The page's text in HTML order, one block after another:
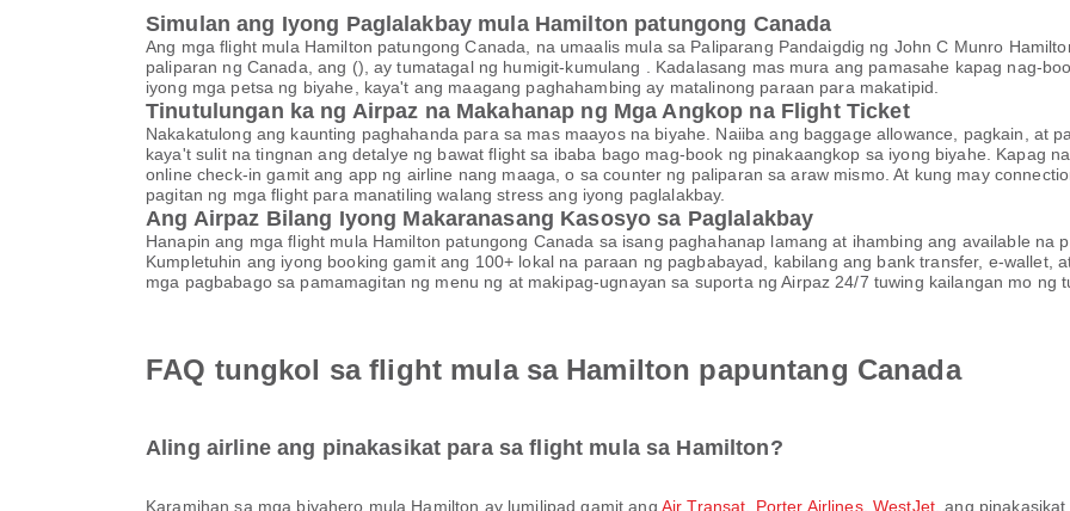
Simulan ang Iyong Paglalakbay mula Hamilton patungong Canada
Ang mga flight mula Hamilton patungong Canada, na umaalis mula sa Paliparang Pandaigdig ng John C Munro
paliparan ng Canada, ang (), ay tumatagal ng humigit-kumulang . Kadalasang mas mura ang pamasahe kapag nag-
iyong mga petsa ng biyahe, kaya't ang maagang paghahambing ay matalinong paraan para makatipid.
Tinutulungan ka ng Airpaz na Makahanap ng Mga Angkop na Flight Ticket
Nakakatulong ang kaunting paghahanda para sa mas maayos na biyahe. Naiiba ang baggage allowance, pagkain, at
kaya't sulit na tingnan ang detalye ng bawat flight sa ibaba bago mag-book ng pinakaangkop sa iyong biyahe. Kapag
online check-in gamit ang app ng airline nang maaga, o sa counter ng paliparan sa araw mismo. At kung may
pagitan ng mga flight para manatiling walang stress ang iyong paglalakbay.
Ang Airpaz Bilang Iyong Makaranasang Kasosyo sa Paglalakbay
Hanapin ang mga flight mula Hamilton patungong Canada sa isang paghahanap lamang at ihambing ang available na
Kumpletuhin ang iyong booking gamit ang 100+ lokal na paraan ng pagbabayad, kabilang ang bank transfer, e-wallet,
mga pagbabago sa pamamagitan ng menu ng at makipag-ugnayan sa suporta ng Airpaz 24/7 tuwing kailangan mo ng
FAQ tungkol sa flight mula sa Hamilton papuntang Canada
Aling airline ang pinakasikat para sa flight mula sa Hamilton?
Karamihan sa mga biyahero mula Hamilton ay lumilipad gamit ang Air Transat Porter Airlines,WestJet , ang